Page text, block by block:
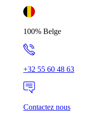
100% Belge
+32 55 60 48 63
Contactez nous